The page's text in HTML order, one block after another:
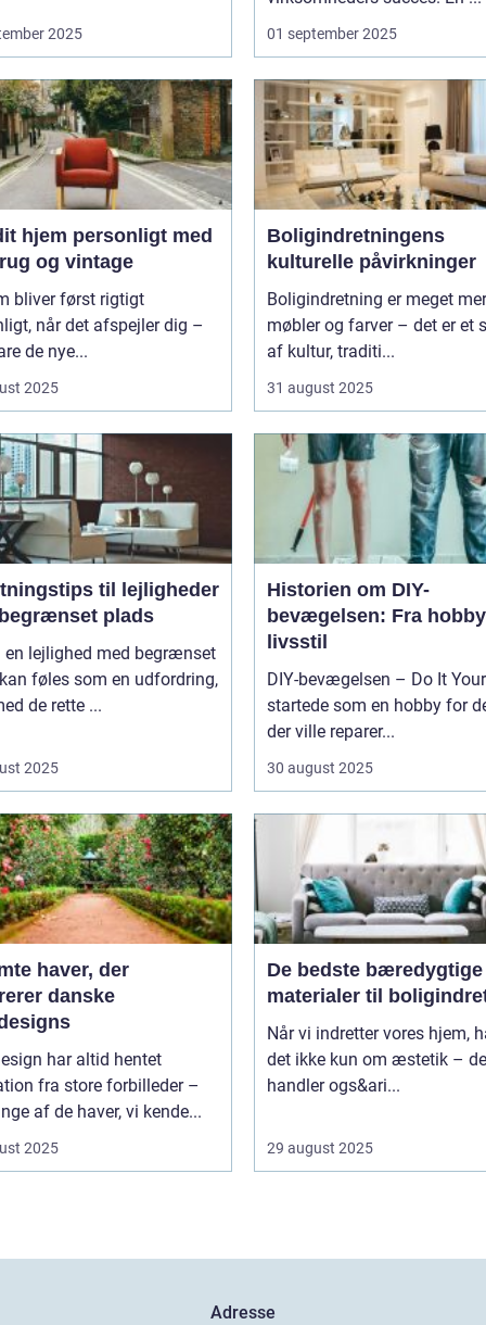
2025 01 september 2025
hjem personligt med
og vintage
bliver først rigtigt
når det afspejler dig –
de nye...
2025
Boligindretningens
kulturelle påvirkninger
Boligindretning er meget
møbler og farver – det er et
af kultur, traditi...
31 august 2025
til lejligheder
plads
en lejlighed med begrænset
føles som en udfordring,
de rette ...
2025
Historien om DIY-
bevægelsen: Fra
livsstil
DIY-bevægelsen – Do It
startede som en hobby for
der ville reparer...
30 august 2025
haver, der
danske
har altid hentet
fra store forbilleder –
af de haver, vi kende...
2025
De bedste bæredygtige
materialer til
Når vi indretter vores hjem,
det ikke kun om æstetik –
handler ogs&ari...
29 august 2025
Adresse